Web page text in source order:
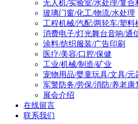
无人机/实验室/水处理/复合
玻璃门窗/化工/物流/水处理
工程机械/汽配/两轮车/塑料
消费电子/灯光舞台音响/通
涂料/纺织服装/广告印刷
医疗/美容/口腔/保健
工业/机械/制造/矿业
宠物用品/婴童玩具/文具/元
军警防务/劳保/消防/养老康
展会介绍
在线留言
联系我们